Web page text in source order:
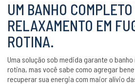
UM BANHO
RELAXAMENTO EM
ROTINA.
Uma solução sob medida garante o
rotina, mas você sabe como agregar
recuperar sua energia com maior alívio